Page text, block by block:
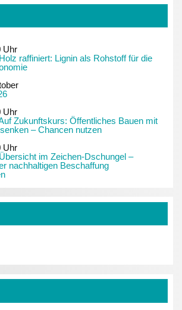
Uhr
raffiniert: Lignin als Rohstoff für die
Uhr
Zukunftskurs: Öffentliches Bauen mit
– Chancen nutzen
Uhr
im Zeichen-Dschungel –
nachhaltigen Beschaffung